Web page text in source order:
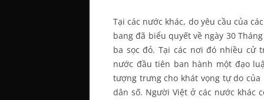
Tại các nước khác, do yêu cầu của
bang đã biểu quyết về ngày 30
ba sọc đỏ. Tại các nơi đó nhiều cử
nước đầu tiên ban hành một đạo
tượng trưng cho khát vọng tự do của
dân số. Người Việt ở các nước khác